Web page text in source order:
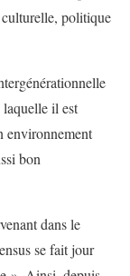
politique
laquelle il est
environnement
bon
dans le
se fait jour